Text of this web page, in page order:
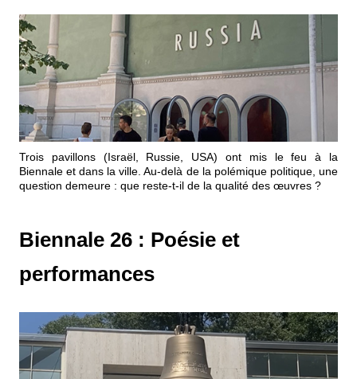
Trois pavillons (Israël, Russie, USA) ont mis le feu à la
Biennale et dans la ville. Au-delà de la polémique politique, une
question demeure : que reste-t-il de la qualité des œuvres ?
Biennale 26 : Poésie et
performances